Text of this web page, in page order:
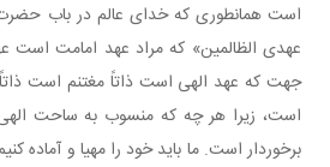
است همان طوری که خدای عالم در باب حضرت
عهدی الظالمین» که مراد عهد امامت است
جهت که عهد الهی است ذاتاً مغتنم است
است، زیرا هر چه که منسوب به ساحت
برخوردار است. ما باید خود را مهیا و آماده